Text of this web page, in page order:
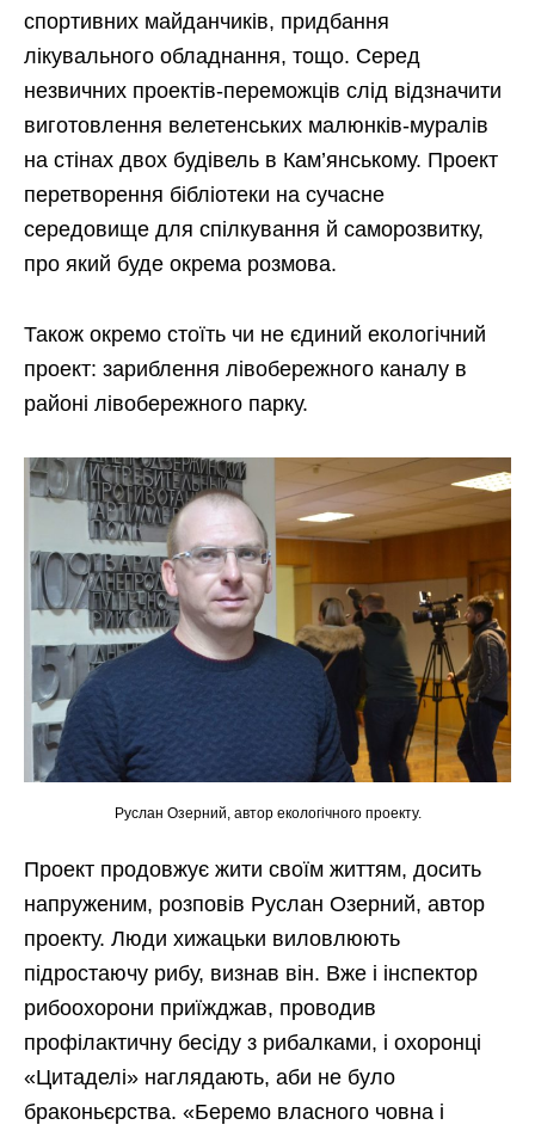
спортивних майданчиків, придбання
лікувального обладнання, тощо. Серед
незвичних проектів-переможців слід відзначити
виготовлення велетенських малюнків-муралів
на стінах двох будівель в Кам’янському. Проект
перетворення бібліотеки на сучасне
середовище для спілкування й саморозвитку,
про який буде окрема розмова.
Також окремо стоїть чи не єдиний екологічний
проект: зариблення лівобережного каналу в
районі лівобережного парку.
Руслан Озерний, автор екологічного проекту.
Проект продовжує жити своїм життям, досить
напруженим, розповів Руслан Озерний, автор
проекту. Люди хижацьки виловлюють
підростаючу рибу, визнав він. Вже і інспектор
рибоохорони приїжджав, проводив
профілактичну бесіду з рибалками, і охоронці
«Цитаделі» наглядають, аби не було
браконьєрства. «Беремо власного човна і